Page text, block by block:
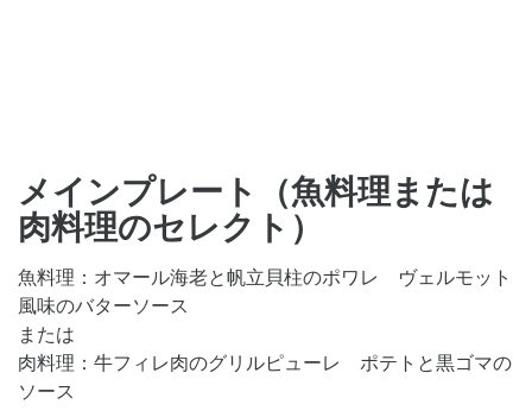
メインプレート（魚料理または
肉料理のセレクト）
魚料理：オマール海老と帆立貝柱のポワレ ヴェルモット
風味のバターソース
または
肉料理：牛フィレ肉のグリルピューレ ポテトと黒ゴマの
ソース